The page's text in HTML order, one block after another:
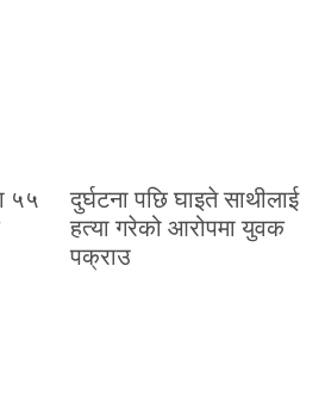
५५
दुर्घटना पछि घाइते साथीलाई
हत्या गरेको आरोपमा युवक
पक्राउ